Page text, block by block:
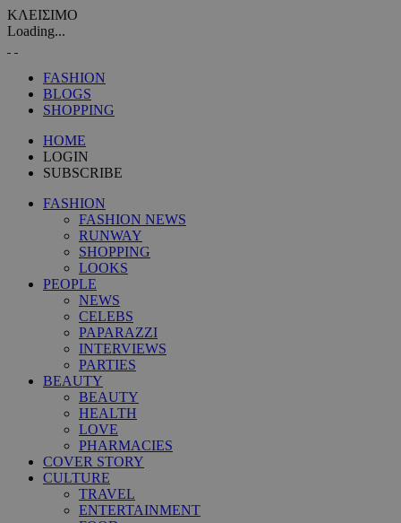
ΚΛΕΙΣΙΜΟ
Loading...
FASHION
BLOGS
SHOPPING
HOME
LOGIN
SUBSCRIBE
FASHION
FASHION NEWS
RUNWAY
SHOPPING
LOOKS
PEOPLE
NEWS
CELEBS
PAPARAZZI
INTERVIEWS
PARTIES
BEAUTY
BEAUTY
HEALTH
LOVE
PHARMACIES
COVER STORY
CULTURE
TRAVEL
ENTERTAINMENT